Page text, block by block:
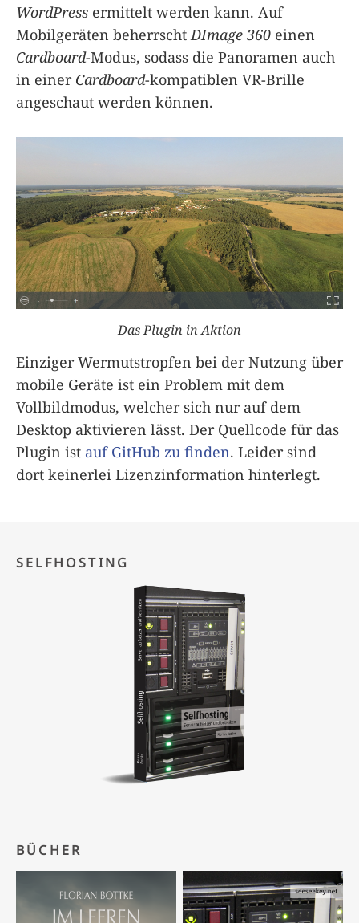
WordPress ermittelt werden kann. Auf
Mobilgeräten beherrscht DImage 360 einen
Cardboard-Modus, sodass die Panoramen auch
in einer Cardboard-kompatiblen VR-Brille
angeschaut werden können.
Das Plugin in Aktion
Einziger Wermutstropfen bei der Nutzung über
mobile Geräte ist ein Problem mit dem
Vollbildmodus, welcher sich nur auf dem
Desktop aktivieren lässt. Der Quellcode für das
Plugin ist auf GitHub zu finden. Leider sind
dort keinerlei Lizenzinformation hinterlegt.
SELFHOSTING
BÜCHER